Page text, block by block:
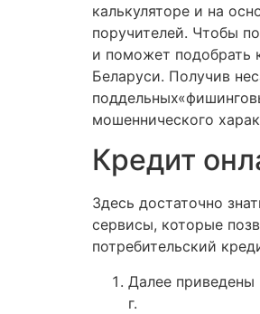
калькуляторе и на
поручителей. Чтобы
и поможет подобрать
Беларуси. Получив
мошеннического
Кредит
Здесь достаточно
сервисы, которые
потребительский
Далее приведены
г.